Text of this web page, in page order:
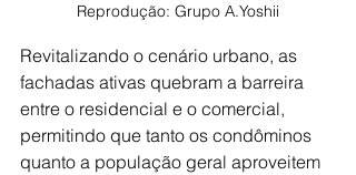
Reprodução: Grupo A.Yoshii
Revitalizando o cenário urbano, as
fachadas ativas quebram a barreira
entre o residencial e o comercial,
permitindo que tanto os condôminos
quanto a população geral aproveitem